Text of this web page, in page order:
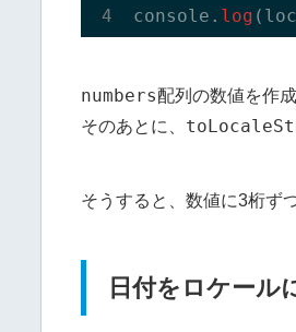
console. log
numbers配列の数値を作
そのあとに、
そうすると、数値に3桁ず
日付をロケール